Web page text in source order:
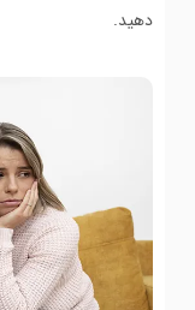
دهید.